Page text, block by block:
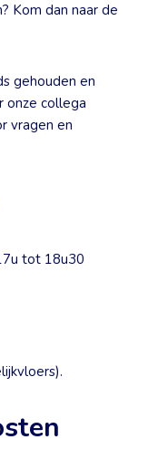
Kom dan naar de
gehouden en
onze collega
vragen en
tot 18u30